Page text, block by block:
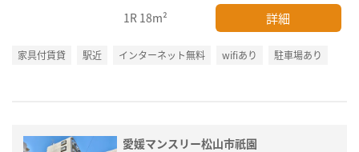
1R 18m² 詳細
家具付賃貸 駅近 インターネット無料 wifiあり 駐車場あり
愛媛マンスリー松山市祇園